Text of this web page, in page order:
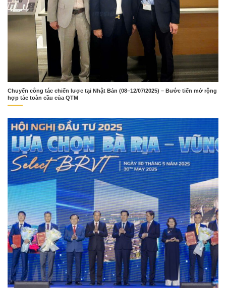
Chuyến công tác chiến lược tại Nhật Bản (08–12/07/2025) – Bước tiến mở rộng
hợp tác toàn cầu của QTM